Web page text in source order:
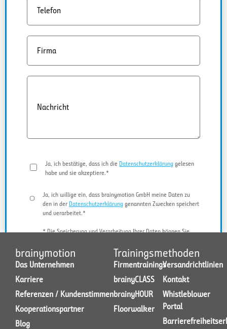
Telefon
Firma
Nachricht
Ja, ich bestätige, dass ich die Datenschutzerklärung gelesen
habe und sie akzeptiere.*
Ja, ich willige ein, dass brainymotion GmbH meine Daten zu
den in der Datenschutzerklärung genannten Zwecken speichert
und verarbeitet.*
* Die Speicherung und Verarbeitung Ihrer Daten können Sie
JETZT KONTAKT AUFNEHMEN
brainymotion
Das Unternehmen
Karriere
Referenzen / Kundenstimmen
Kooperationspartner
Blog
Trainingsmethoden
Firmentrainings
brainyCLASS
brainyHOUR
Floorwalker
Versandrichtlinien
Kontakt
Whistleblower
Portal